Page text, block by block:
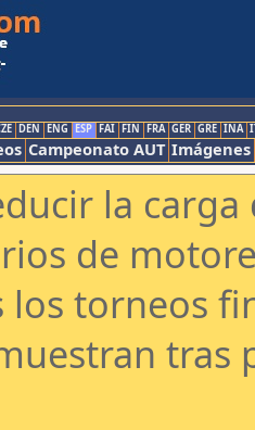
DEN ENG ESP FAI FIN FRA GER GRE INA
Campeonato AUT Imágenes
la
de
los torneos
tras